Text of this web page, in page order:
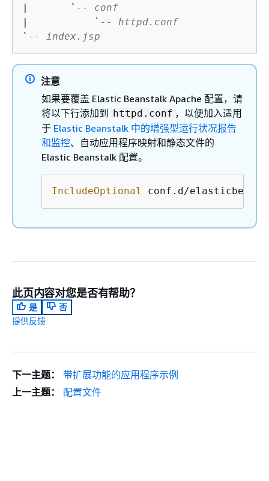
|       ` -- conf
|           ` -- httpd.conf
` -- index.jsp
注意
如果要覆盖 Elastic Beanstalk Apache 配置，请
将以下行添加到
httpd.conf ，以便加入适用
于 Elastic Beanstalk 中的增强型运行状况报告
和监控、自动应用程序映射和静态文件的
Elastic Beanstalk 配置。
IncludeOptional conf.d/
此页内容对您是否有帮助？
是
否
提供反馈
下一主题：
带扩展功能的应用程序示例
上一主题：
配置文件